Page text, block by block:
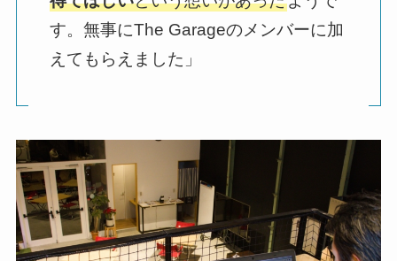
す。無事にThe Garageのメンバーに加
えてもらえました」